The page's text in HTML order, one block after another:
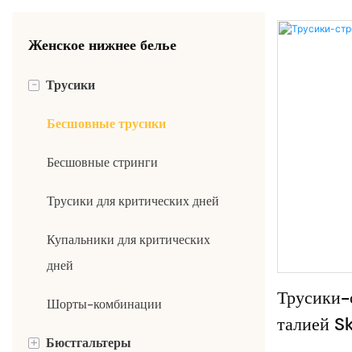
Женское нижнее белье
- Трусики
Бесшовные трусики
Бесшовные стринги
Трусики для критических дней
Купальники для критических
дней
Шорты-комбинации
+ Бюстгальтеры
талией